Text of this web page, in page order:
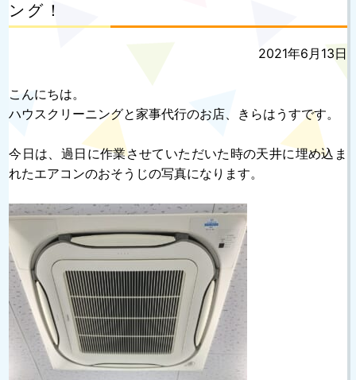
ング！
投
2021年6月13日
こんにちは。
ハウスクリーニングと家事代行のお店、きらはうすです。
今日は、過日に作業させていただいた時の天井に埋め込ま
れたエアコンのおそうじの写真になります。